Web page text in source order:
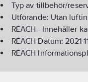
Typ av tillbehör/
Utförande: Utan
REACH - Innehåller
REACH Datum:2021-
REACH